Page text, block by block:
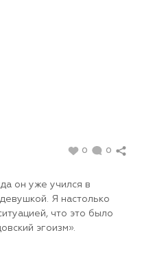
0 0
он уже учился в
Я настолько
что это было
эгоизм».